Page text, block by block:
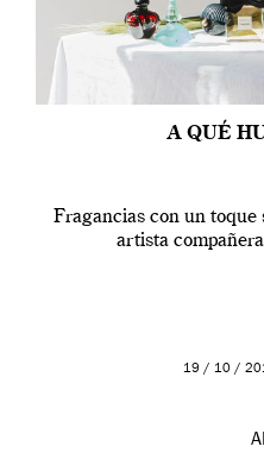
A QUÉ
Fragancias con un toque
artista
19 / 10 /